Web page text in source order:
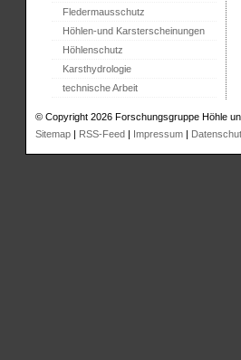
Fledermausschutz
Höhlen-und Karsterscheinungen
Höhlenschutz
Karsthydrologie
technische Arbeit
© Copyright 2026 Forschungsgruppe Höhle
Sitemap | RSS-Feed | Impressum |